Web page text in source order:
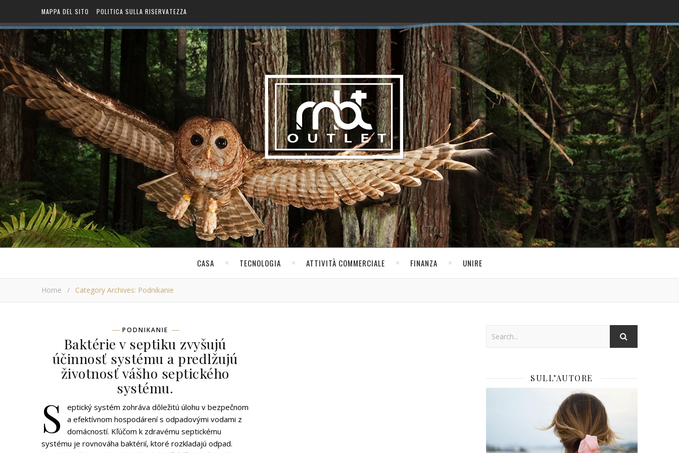
MAPPA DEL SITO POLITICA SULLA RISERVATEZZA
CASA TECNOLOGIA ATTIVITÀ COMMERCIALE FINANZA UNIRE
Home / Category Archives: Podnikanie
PODNIKANIE
Baktérie v septiku zvyšujú
účinnosť systému a predlžujú
životnosť vášho septického
systému.
S
eptický systém zohráva dôležitú úlohu v bezpečnom
a efektívnom hospodárení s odpadovými vodami z
domácností. Kľúčom k zdravému septickému
systému je rovnováha baktérií, ktoré rozkladajú odpad.
SULL’AUTORE